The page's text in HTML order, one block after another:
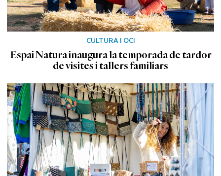
CULTURA I OCI
Espai Natura inaugura la temporada de tardor
de visites i tallers familiars